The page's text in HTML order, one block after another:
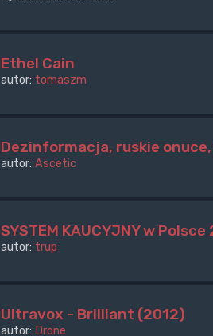
Ethel Cain
autor: tomaszm
Dezinformacja, ruskie
autor: Ascetic
SYSTEM KAUCYJNY w
autor: trup
Ultravox - Brilliant (2012)
autor: Drone